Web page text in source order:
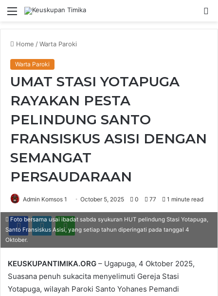
Menu
Home /Warta Paroki
Warta Paroki
UMAT STASI YOTAPUGA
RAYAKAN PESTA
PELINDUNG SANTO
FRANSISKUS ASISI DENGAN
SEMANGAT
PERSAUDARAAN
Admin Komsos 1 October 5, 2025 0 77 1 minute read
WhatsApp
Foto bersama usai ibadat sabda syukuran HUT pelindung Stasi Yotapuga,
Santo Fransiskus Asisi, yang setiap tahun diperingati pada tanggal 4
Oktober.
KEUSKUPANTIMIKA.ORG – Ugapuga, 4 Oktober 2025,
Suasana penuh sukacita menyelimuti Gereja Stasi
Yotapuga, wilayah Paroki Santo Yohanes Pemandi